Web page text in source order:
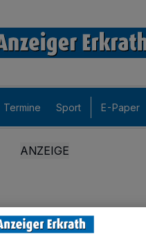
Termine Sport E-Paper